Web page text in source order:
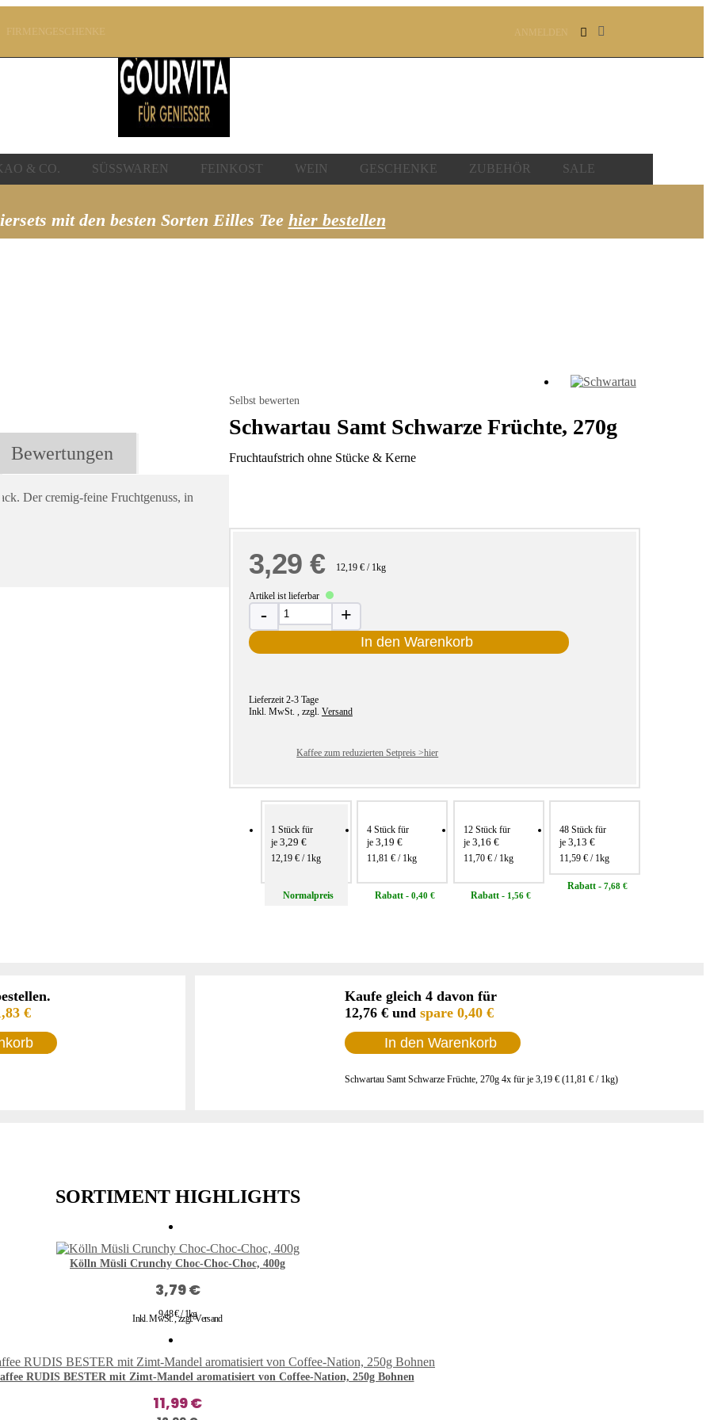
FIRMENGESCHENKE ANMELDEN
SICHER SHOPPEN!
SCHNELLER VERSAND!
& CO. SÜSSWAREN FEINKOST WEIN GESCHENKE ZUBEHÖR SALE
mit den besten Sorten Eilles Tee hier bestellen
Selbst bewerten
Schwartau Samt Schwarze Früchte, 270g
Fruchtaufstrich ohne Stücke & Kerne
3,29 € 12,19 € / 1kg
Artikel ist lieferbar
- +
In den Warenkorb
Lieferzeit 2-3 Tage
Inkl. MwSt. , zzgl. Versand
Kaffee zum reduzierten Setpreis >hier
1 Stück für
je 3,29 €
12,19 €/ 1kg
Normal­preis
4 Stück für
je3,19 €
11,81 € / 1kg
Rabatt - 0,40 €
12 Stück für
je 3,16 €
11,70 €/ 1kg
Rabatt- 1,56 €
48 Stück für
je3,13 €
11,59 € / 1kg
Rabatt - 7,68 €
Der cremig-feine Fruchtgenuss, in
Bewertungen
€
Kaufe gleich 4 davon für
12,76 € undspare0,40 €
In den Warenkorb
Schwartau Samt Schwarze Früchte, 270g 4x für je3,19 € (11,81 € / 1kg)
SORTIMENT HIGHLIGHTS
Kölln Müsli Crunchy Choc-Choc-Choc, 400g
3,79 €
9,48 € / 1kg
Inkl. MwSt.,zzgl.Versand
RUDIS BESTER mit Zimt-Mandel aromatisiert von Coffee-Nation, 250g Bohnen
11,99 €